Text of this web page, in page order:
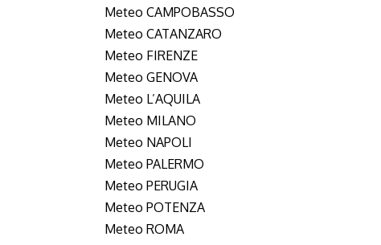
Meteo CAMPOBASSO
Meteo CATANZARO
Meteo FIRENZE
Meteo GENOVA
Meteo L’AQUILA
Meteo MILANO
Meteo NAPOLI
Meteo PALERMO
Meteo PERUGIA
Meteo POTENZA
Meteo ROMA